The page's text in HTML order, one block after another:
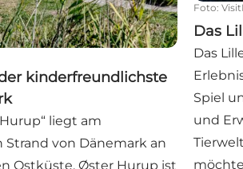
kinderfreundlichste
liegt am
von Dänemark an
Ostküste. Øster Hurup ist
Foto:
Das
Das
Spiel
und